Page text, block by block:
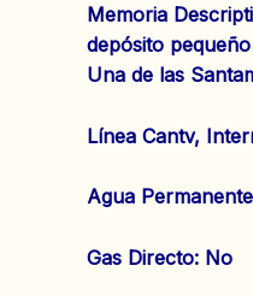
Memoria
depósito
Una de las
‌Línea Cantv,
‌Agua
‌Gas Directo: No